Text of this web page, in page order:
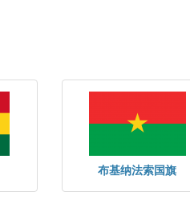
布基纳法索国旗